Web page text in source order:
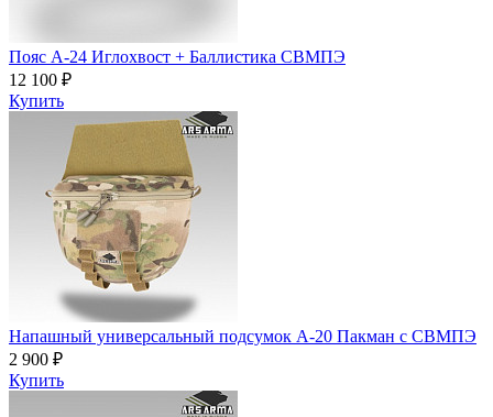
Пояс A-24 Иглохвост + Баллистика СВМПЭ
12 100 ₽
Купить
Напашный универсальный подсумок А-20 Пакман с СВМПЭ
2 900 ₽
Купить